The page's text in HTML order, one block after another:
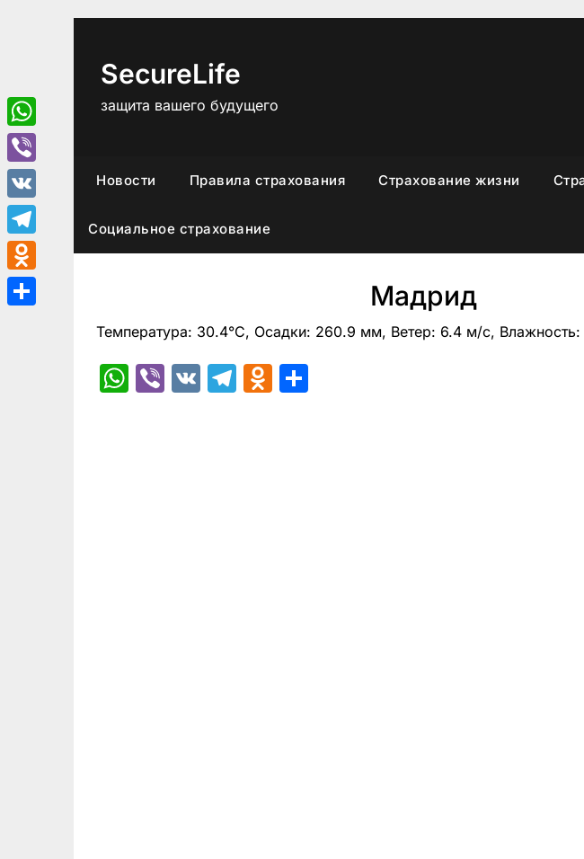
SecureLife
защита вашего будущего
Новости Правила страхования Страхование жизни
Социальное страхование
Мадрид
Температура: 30.4°C, Осадки: 260.9 мм, Ветер: 6.4 м/с, Влажность:
WhatsApp
Viber
VK Telegram
Odnoklassniki
WhatsApp
Viber
VK
Telegram
Odnoklassniki